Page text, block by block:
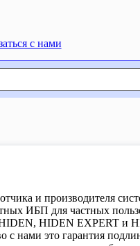
с нами
и производителя
ИБП для частных
HIDEN EXPERT и
нами это гарантия